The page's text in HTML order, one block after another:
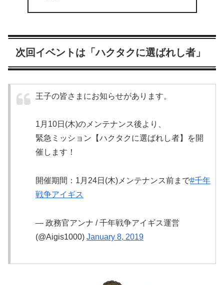
次回イベントは「ハクタクに選ばれし者」
王子の皆さまにお知らせがあります。
1月10日(木)のメンテナンス後より、
緊急ミッション【ハクタクに選ばれし者】を開
催します！
開催期間：1月24日(木)メンテナンス前まで#千年
戦争アイギス
— 政務官アンナ / 千年戦争アイギス運営
(@Aigis1000) January 8, 2019